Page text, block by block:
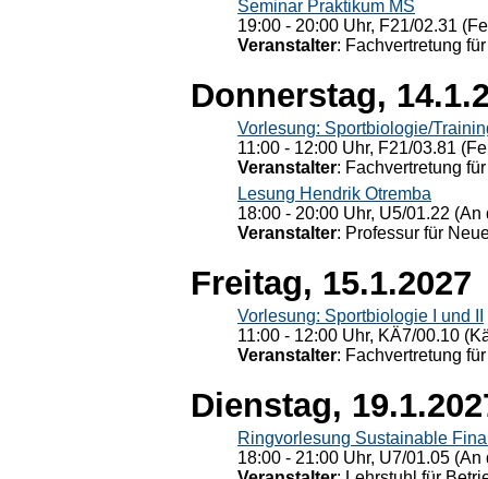
Seminar Praktikum MS
19:00 - 20:00 Uhr, F21/02.31
Veranstalter: Fachvertretung
Donnerstag,
Vorlesung: Sportbiologie/
11:00 - 12:00 Uhr, F21/03.81
Veranstalter: Fachvertretung
Lesung Hendrik Otremba
18:00 - 20:00 Uhr, U5/01.22
Veranstalter: Professur für
Freitag, 15.1.2027
Vorlesung: Sportbiologie I und II
11:00 - 12:00 Uhr, KÄ7/00.10
Veranstalter: Fachvertretung
Dienstag,
Ringvorlesung Sustainable
18:00 - 21:00 Uhr, U7/01.05